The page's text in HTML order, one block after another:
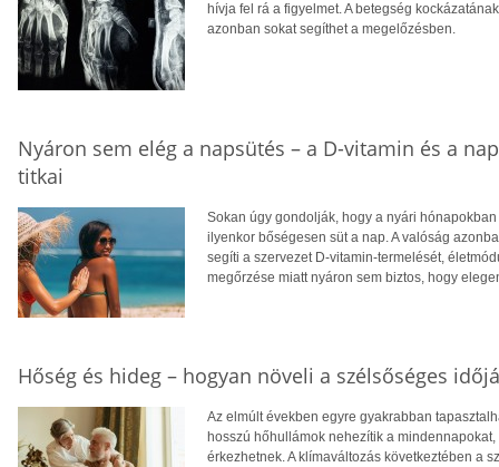
hívja fel rá a figyelmet. A betegség
azonban sokat segíthet a megelőzésben.
Nyáron sem elég a napsütés – a D-vitamin és a
titkai
Sokan úgy gondolják, hogy a nyári
ilyenkor bőségesen süt a nap. A valóság
segíti a szervezet D-vitamin-termelését,
megőrzése miatt nyáron sem biztos, hogy
Hőség és hideg – hogyan növeli a szélsőséges
Az elmúlt években egyre gyakrabban
hosszú hőhullámok nehezítik a
érkezhetnek. A klímaváltozás következtében a